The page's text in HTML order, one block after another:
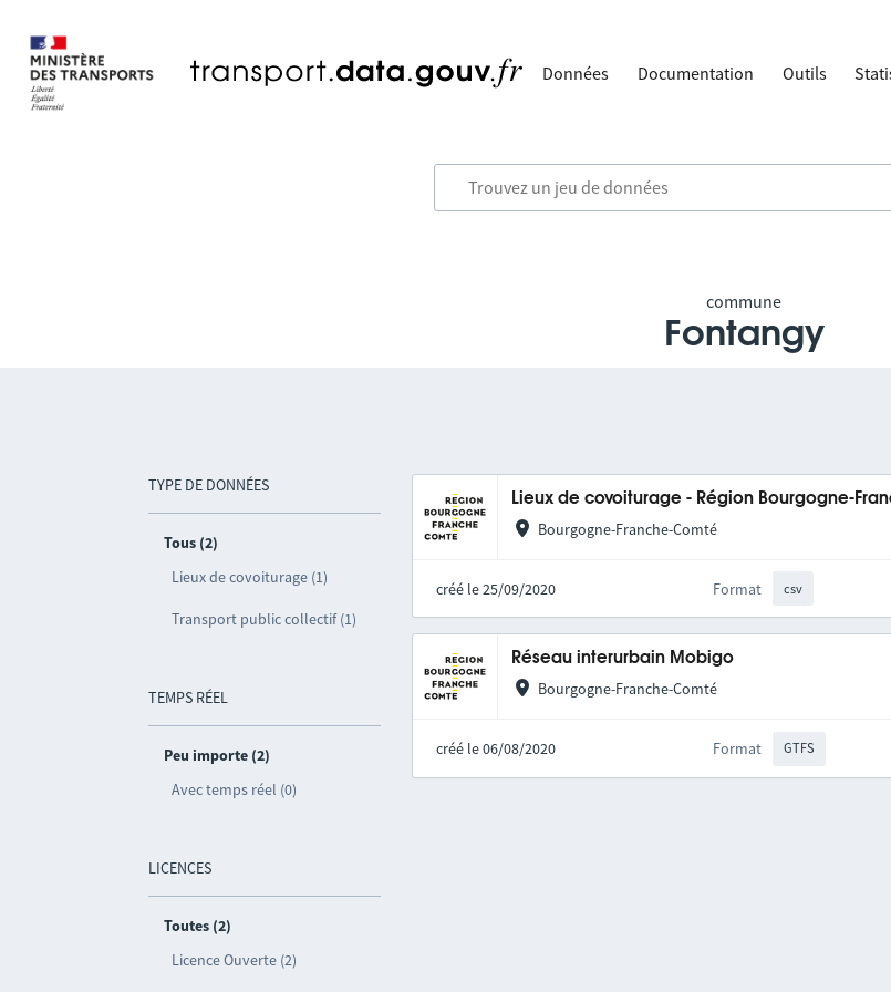
Données Documentation Outils
commune
Fontangy
TYPE DE DONNÉES
Tous (2)
Lieux de covoiturage (1)
Transport public collectif (1)
TEMPS RÉEL
Peu importe (2)
Avec temps réel (0)
LICENCES
Toutes (2)
Licence Ouverte (2)
Lieux de covoiturage - Région Bourgogne-
Bourgogne-Franche-Comté
créé le 25/09/2020 Format csv
Réseau interurbain Mobigo
Bourgogne-Franche-Comté
créé le 06/08/2020 Format GTFS